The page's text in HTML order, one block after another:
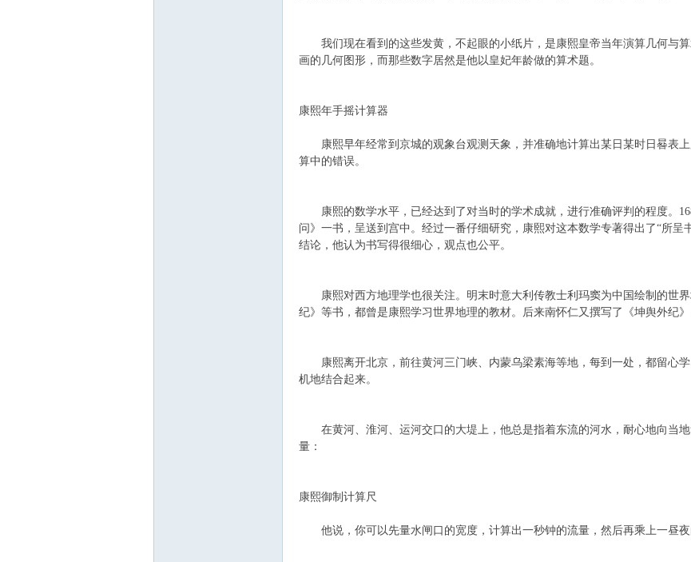
我们现在看到的这些发黄，不起眼的小纸片，是康熙皇帝当年演算几何与
画的几何图形，而那些数字居然是他以皇妃年龄做的算术题。
康熙年手摇计算器
康熙早年经常到京城的观象台观测天象，并准确地计算出某日某时日晷表上
算中的错误。
康熙的数学水平，已经达到了对当时的学术成就，进行准确评判的程度。
问》一书，呈送到宫中。经过一番仔细研究，康熙对这本数学专著得出了“所呈
结论，他认为书写得很细心，观点也公平。
康熙对西方地理学也很关注。明末时意大利传教士利玛窦为中国绘制的世
纪》等书，都曾是康熙学习世界地理的教材。后来南怀仁又撰写了《坤舆外纪
康熙离开北京，前往黄河三门峡、内蒙乌梁素海等地，每到一处，都留心
机地结合起来。
在黄河、淮河、运河交口的大堤上，他总是指着东流的河水，耐心地向当
量：
康熙御制计算尺
他说，你可以先量水闸口的宽度，计算出一秒钟的流量，然后再乘上一昼夜